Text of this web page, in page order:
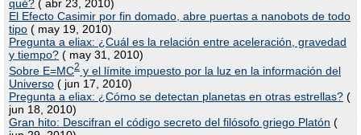
qué? ( abr 23, 2010)
El Efecto Casimir por fin domado, abre puertas a nanobots de todo
tipo ( may 19, 2010)
Pregunta a eliax: ¿Cuál es la relación entre aceleración, gravedad
y tiempo? ( may 31, 2010)
Sobre E=MC2 y el límite impuesto por la luz en la información del
Universo ( jun 17, 2010)
Pregunta a eliax: ¿Cómo se detectan planetas en otras estrellas? (
jun 18, 2010)
Gran hito: Descifran el código secreto del filósofo griego Platón (